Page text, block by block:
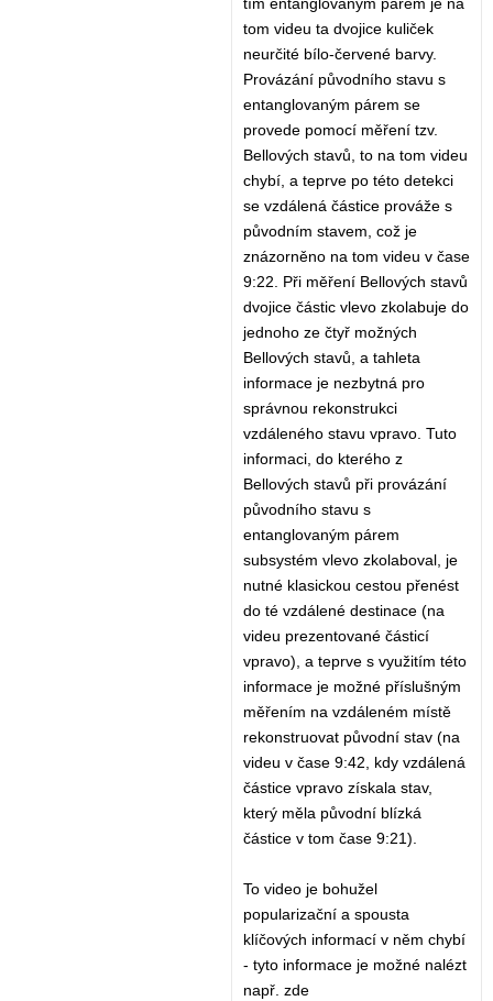
tím entanglovaným párem je na
tom videu ta dvojice kuliček
neurčité bílo-červené barvy.
Provázání původního stavu s
entanglovaným párem se
provede pomocí měření tzv.
Bellových stavů, to na tom videu
chybí, a teprve po této detekci
se vzdálená částice prováže s
původním stavem, což je
znázorněno na tom videu v čase
9:22. Při měření Bellových stavů
dvojice částic vlevo zkolabuje do
jednoho ze čtyř možných
Bellových stavů, a tahleta
informace je nezbytná pro
správnou rekonstrukci
vzdáleného stavu vpravo. Tuto
informaci, do kterého z
Bellových stavů při provázání
původního stavu s
entanglovaným párem
subsystém vlevo zkolaboval, je
nutné klasickou cestou přenést
do té vzdálené destinace (na
videu prezentované částicí
vpravo), a teprve s využitím této
informace je možné příslušným
měřením na vzdáleném místě
rekonstruovat původní stav (na
videu v čase 9:42, kdy vzdálená
částice vpravo získala stav,
který měla původní blízká
částice v tom čase 9:21).
To video je bohužel
popularizační a spousta
klíčových informací v něm chybí
- tyto informace je možné nalézt
např. zde